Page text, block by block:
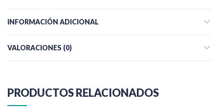
INFORMACIÓN ADICIONAL
VALORACIONES (0)
PRODUCTOS RELACIONADOS